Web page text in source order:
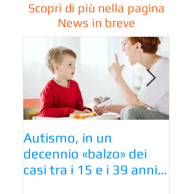
Scopri di più nella pagina
News in breve
Autismo, in un
decennio «balzo» dei
casi tra i 15 e i 39 anni